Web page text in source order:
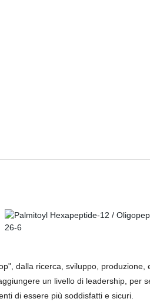
dalla ricerca, sviluppo, produzione,
un livello di leadership, per
di essere più soddisfatti e sicuri.